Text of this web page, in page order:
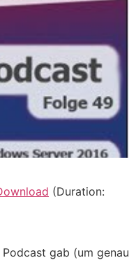
(Duration:
Podcast gab (um genau